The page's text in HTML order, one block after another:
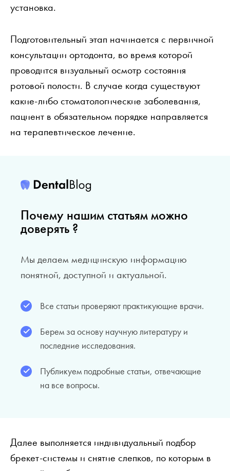
установка.
Подготовительный этап начинается с первичной
консультации ортодонта, во время которой
проводится визуальный осмотр состояния
ротовой полости. В случае когда существуют
какие-либо стоматологические заболевания,
пациент в обязательном порядке направляется
на терапевтическое лечение.
Почему нашим статьям можно
доверять ?
Мы делаем медицинскую информацию
понятной, доступной и актуальной.
Все статьи проверяют практикующие врачи.
Берем за основу научную литературу и
последние исследования.
Публикуем подробные статьи, отвечающие
на все вопросы.
Далее выполняется индивидуальный подбор
брекет-системы и снятие слепков, по которым в